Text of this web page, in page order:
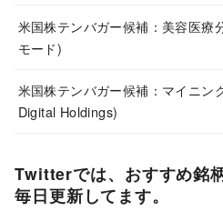
米国株テンバガー候補：美容医療
モード)
米国株テンバガー候補：マイニン
Digital Holdings)
Twitterでは、おすすめ銘
毎日更新してます。